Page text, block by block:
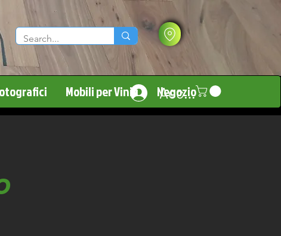
Mobili per Vinili Negozio
Accedi